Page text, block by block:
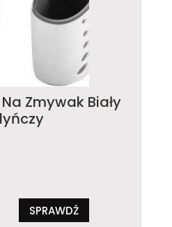
Zmywak Biały
SPRAWDŹ